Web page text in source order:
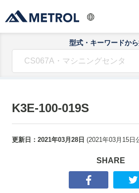
型式・キーワードか
K3E-100-019S
更新日： 2021年03月28日 (2021年03月15日
SHARE